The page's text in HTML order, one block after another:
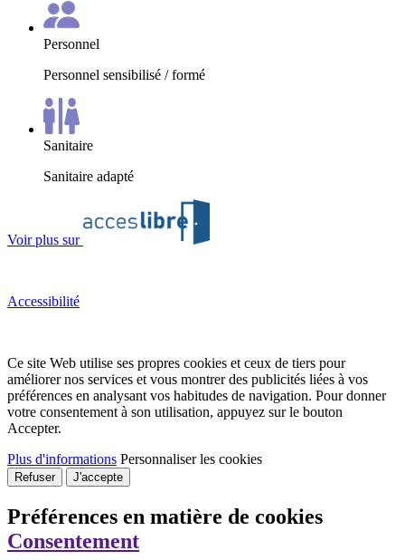
Personnel
Personnel sensibilisé / formé
Sanitaire
Sanitaire adapté
Voir plus sur
Accessibilité
Ce site Web utilise ses propres cookies et ceux de tiers pour
améliorer nos services et vous montrer des publicités liées à vos
préférences en analysant vos habitudes de navigation. Pour donner
votre consentement à son utilisation, appuyez sur le bouton
Accepter.
Plus d'informations Personnaliser les cookies
Refuser J'accepte
Préférences en matière de cookies
Consentement